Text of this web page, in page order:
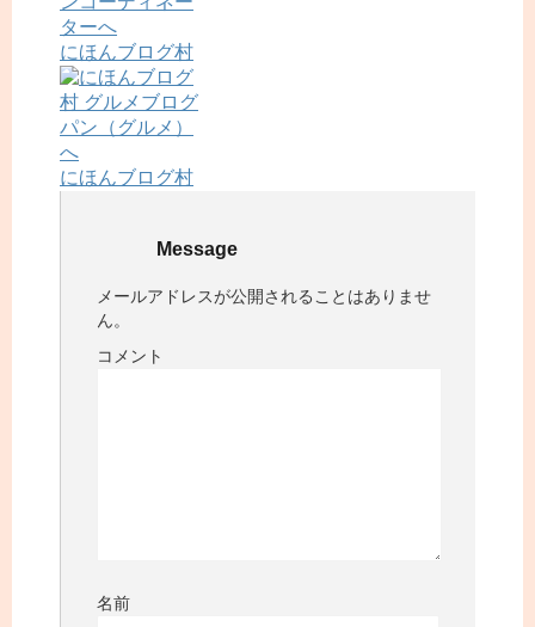
にほんブログ村
にほんブログ村
Message
メールアドレスが公開されることはありませ
ん。
コメント
名前